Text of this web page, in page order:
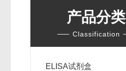
产品分类
Classification
ELISA试剂盒